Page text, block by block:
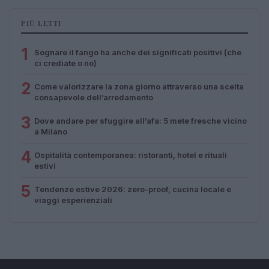
PIÙ LETTI
1
Sognare il fango ha anche dei significati positivi (che
ci crediate o no)
2 Come valorizzare la zona giorno attraverso una scelta
consapevole dell’arredamento
3 Dove andare per sfuggire all’afa: 5 mete fresche vicino
a Milano
4 Ospitalità contemporanea: ristoranti, hotel e rituali
estivi
5 Tendenze estive 2026: zero-proof, cucina locale e
viaggi esperienziali